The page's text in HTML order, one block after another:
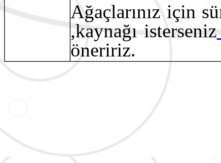
Ağaçlarınız için
,kaynağı isterseniz
öneririz.